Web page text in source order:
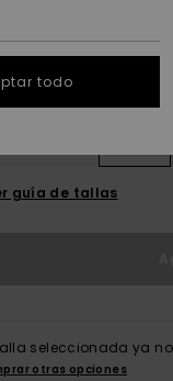
guía de tallas
seleccionada ya
otras opciones
todo